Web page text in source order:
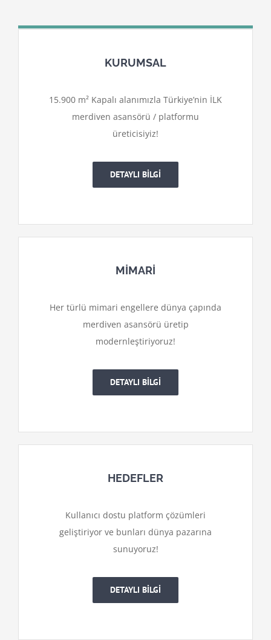
KURUMSAL
15.900 m² Kapalı alanımızla Türkiye’nin İLK
merdiven asansörü / platformu
üreticisiyiz!
DETAYLI BİLGİ
MİMARİ
Her türlü mimari engellere dünya çapında
merdiven asansörü üretip
modernleştiriyoruz!
DETAYLI BİLGİ
HEDEFLER
Kullanıcı dostu platform çözümleri
geliştiriyor ve bunları dünya pazarına
sunuyoruz!
DETAYLI BİLGİ